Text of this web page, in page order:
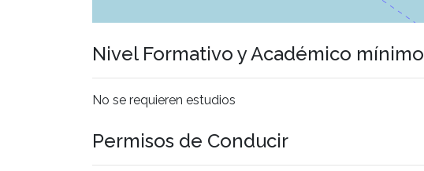
Nivel Formativo y Académico mínimo
No se requieren estudios
Permisos de Conducir